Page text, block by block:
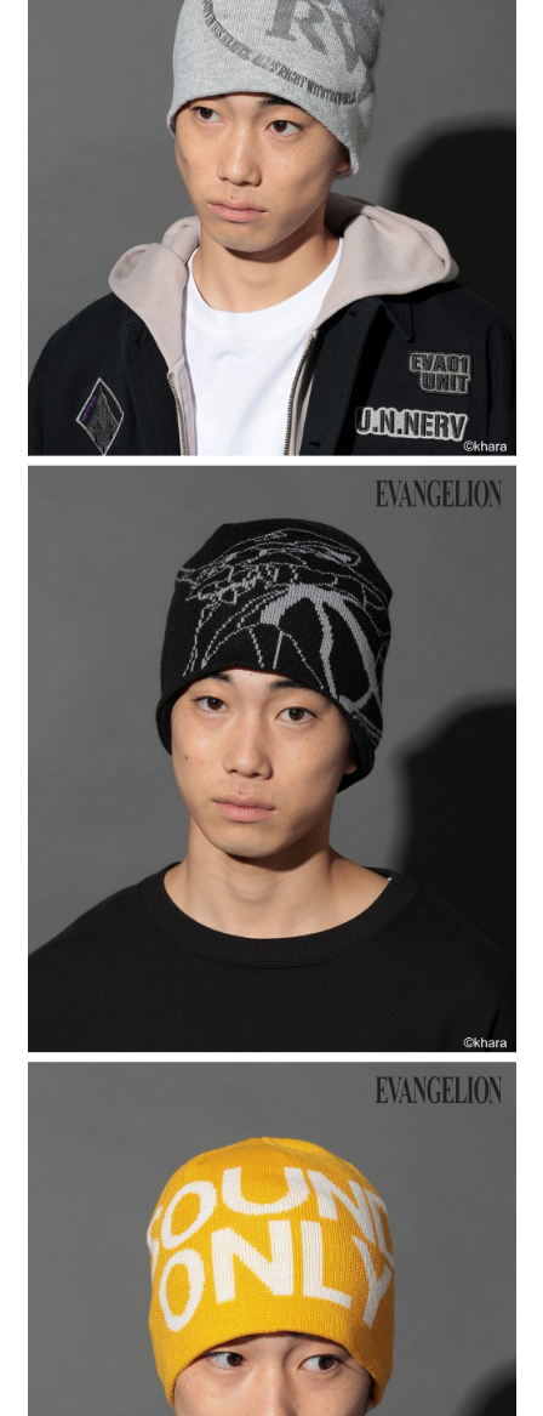
1.本服務係由「台灣大哥大股份有限公司」（以下簡稱本公司）所提供，讓
用戶於交易時，得透過本服務購買商品或服務，並由商店將買賣／分期付款
買賣價金債權讓與本公司後，依約使用本公司帳單繳交帳款。
2.基於同意付款使用「大哥付你分期」之契約關係目的，商店將以您的個人
資料（包含姓名、電話或地址）提供予台灣大哥大進項蒐集、處理及利用，
由本公司與您本人進行分期帳單所需資料之確認、核對及更正。
3.完整用戶服務條款，請詳閱以下連結： https://oppay.tw/userRule
ATM／網路銀行／等多元方式進行付款，方視為交易完成。
※ 請注意：結帳手續完成當下不需立刻繳費，但若您需要取消訂單，請聯絡
購買商品的店家。未經商家同意取消之訂單仍視為有效，需透過AFTEE先享
※ 交易是否成功請以「AFTEE先享後付 」之結帳頁面顯示為準，若有關於
是否繳費成功／繳費後需取消欲退款等相關疑問，請聯繫「AFTEE先享後付
https://netprotections.freshdesk.com/support/home
１．透過由恩沛科技股份有限公司提供之「AFTEE先享後付」服務完成之交
易，需依本服務之必要範圍內提供個人資料，並將交易相關給付款項請求債
權轉讓予恩沛科技股份有限公司。
２．關於個人資料處理事宜，請瀏覽以下網址： https://aftee.tw/terms/#terms3
３．未成年的使用者請事先徵得法定代理人或監護人之同意方可使用
「AFTEE先享後付」，若未經同意申辦者引起之損失，本公司不負相關責
任。
４．使用「AFTEE先享後付」時，將依據個別帳號之用戶狀況，依本公司即
時審查核予不同之上限額度；若仍有額度不足之情形，本公司將視審查結果
請求用戶進行身份認證。
５．嚴禁一人註冊多個帳號或使用他人資訊註冊。若發現惡意使用之情形，
恩沛科技股份有限公司將有權停止該用戶之使用額度並採取法律行動。
每筆NT$80，滿NT$1,500(含以上)免運費
每筆NT$80，滿NT$1,500(含以上)免運費
每筆NT$80，滿NT$1,500(含以上)免運費